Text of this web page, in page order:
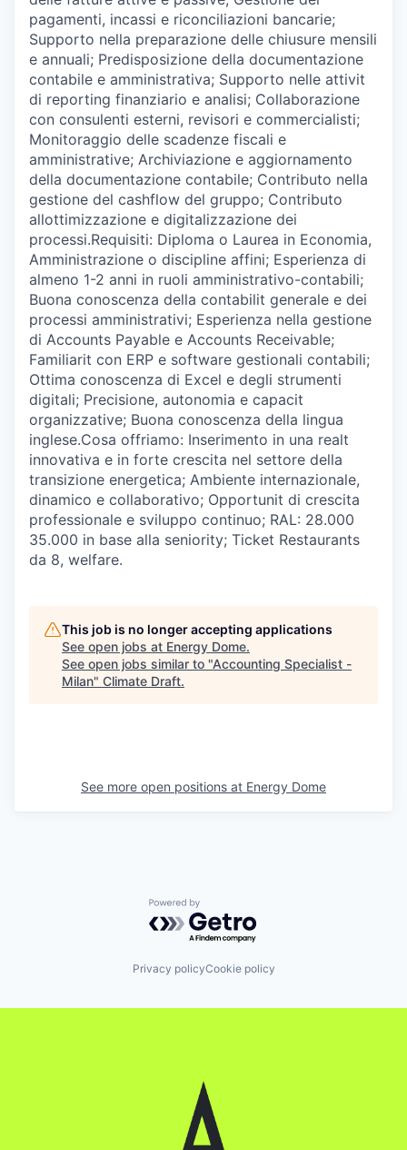
pagamenti, incassi e riconciliazioni bancarie;
Supporto nella preparazione delle chiusure mensili
e annuali; Predisposizione della documentazione
contabile e amministrativa; Supporto nelle attivit
di reporting finanziario e analisi; Collaborazione
con consulenti esterni, revisori e commercialisti;
Monitoraggio delle scadenze fiscali e
amministrative; Archiviazione e aggiornamento
della documentazione contabile; Contributo nella
gestione del cashflow del gruppo; Contributo
allottimizzazione e digitalizzazione dei
processi.Requisiti: Diploma o Laurea in Economia,
Amministrazione o discipline affini; Esperienza di
almeno 1-2 anni in ruoli amministrativo-contabili;
Buona conoscenza della contabilit generale e dei
processi amministrativi; Esperienza nella gestione
di Accounts Payable e Accounts Receivable;
Familiarit con ERP e software gestionali contabili;
Ottima conoscenza di Excel e degli strumenti
digitali; Precisione, autonomia e capacit
organizzative; Buona conoscenza della lingua
inglese.Cosa offriamo: Inserimento in una realt
innovativa e in forte crescita nel settore della
transizione energetica; Ambiente internazionale,
dinamico e collaborativo; Opportunit di crescita
professionale e sviluppo continuo; RAL: 28.000
35.000 in base alla seniority; Ticket Restaurants
da 8, welfare.
This job is no longer accepting applications
See open jobs at Energy Dome.
See open jobs similar to "Accounting Specialist -
Milan" Climate Draft.
See more open positions at Energy Dome
Powered by Getro.com
Privacy policyCookie policy